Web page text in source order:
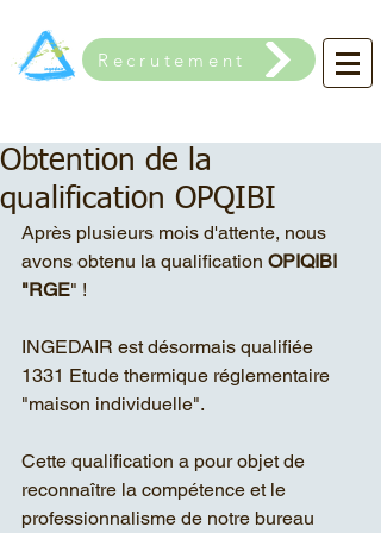
Recrutement
Obtention de la
qualification OPQIBI
Après plusieurs mois d'attente, nous
avons obtenu la qualification OPIQIBI
"RGE" !
INGEDAIR est désormais qualifiée
1331 Etude thermique réglementaire
"maison individuelle".
Cette qualification a pour objet de
reconnaître la compétence et le
professionnalisme de notre bureau